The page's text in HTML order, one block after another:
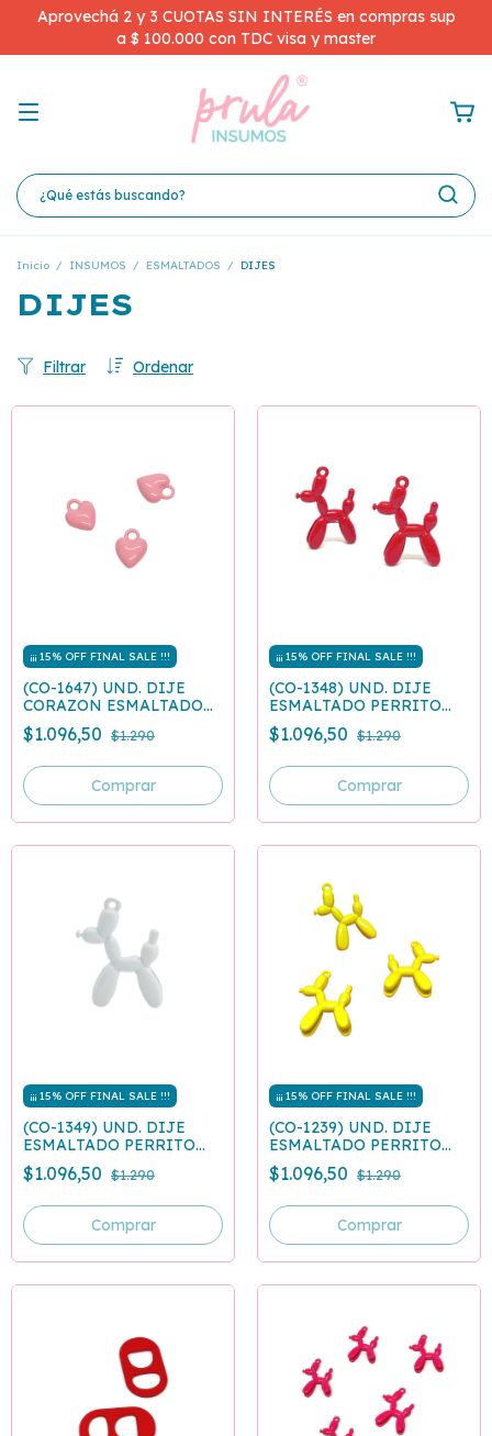
Aprovechá 2 y 3 CUOTAS SIN INTERÉS en compras sup
a $ 100.000 con TDC visa y master
Inicio / INSUMOS / ESMALTADOS / DIJES
DIJES
Ordenar
Filtrar
¡¡¡ 15% OFF FINAL SALE !!!
(CO-1647) UND. DIJE
CORAZON ESMALTADO
ROSA
$1.096,50 $1.290
¡¡¡ 15% OFF FINAL SALE !!!
(CO-1348) UND. DIJE
ESMALTADO PERRITO
GLOBO ROJO
$1.096,50 $1.290
¡¡¡ 15% OFF FINAL SALE !!!
(CO-1349) UND. DIJE
ESMALTADO PERRITO
GLOBO BLANCO
$1.096,50 $1.290
¡¡¡ 15% OFF FINAL SALE !!!
(CO-1239) UND. DIJE
ESMALTADO PERRITO
GLOBO AMARILLO
$1.096,50 $1.290